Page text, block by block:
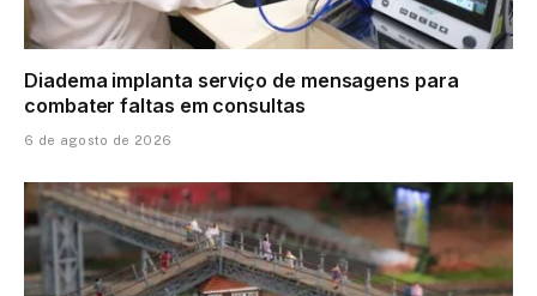
Diadema implanta serviço de mensagens para
combater faltas em consultas
6 de agosto de 2026